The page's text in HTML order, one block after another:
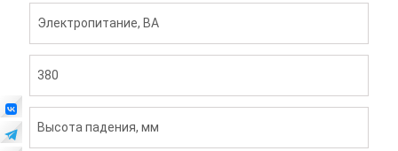
Электропитание, ВА
380
Высота падения, мм